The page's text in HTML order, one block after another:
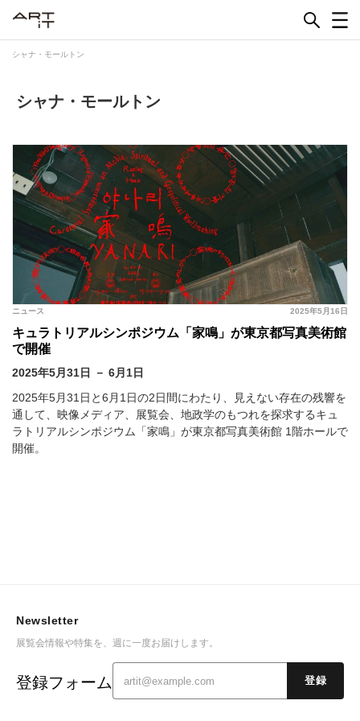
シャナ・モールトン
シャナ・モールトン
2025年5月16日
ニュース
キュラトリアルシンポジウム「家鳴」が東京都写真美術館
で開催
2025年5月31日 － 6月1日
2025年5月31日と6月1日の2日間にわたり、見えない存在の残響を
通して、映像メディア、展覧会、地政学のもつれを探求するキュ
ラトリアルシンポジウム「家鳴」が東京都写真美術館 1階ホールで
開催。
Newsletter
展覧会情報や特集を、週に一度お届けします。
登録フォーム 登録